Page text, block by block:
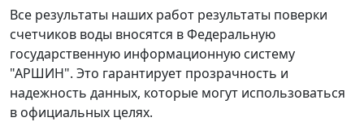
Все результаты наших работ результаты поверки
счетчиков воды вносятся в Федеральную
государственную информационную систему
"АРШИН". Это гарантирует прозрачность и
надежность данных, которые могут использоваться
в официальных целях.